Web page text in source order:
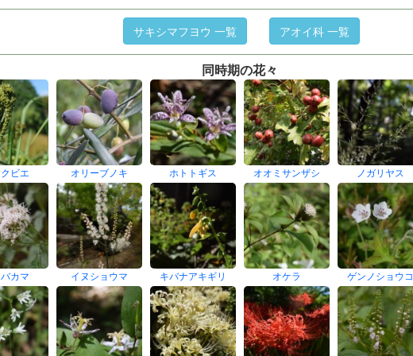
サキシマフヨウ 一覧 アオイ科 一覧
同時期の花々
ビエ オリーブノキ ホトトギス オオミサンザシ ノガリヤス
カマ イヌショウマ キバナアキギリ オケラ ゲンノショウコ